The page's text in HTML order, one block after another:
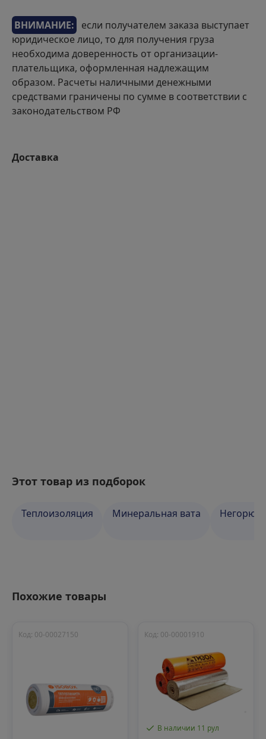
ВНИМАНИЕ:
если получателем заказа выступает
юридическое лицо, то для получения груза
необходима доверенность от организации-
плательщика, оформленная надлежащим
образом. Расчеты наличными денежными
средствами граничены по сумме в соответствии с
законодательством РФ
Доставка
Этот товар из подборок
Теплоизоляция Минеральная вата
Похожие товары
Код: 00-00027150
В наличии 11 рул
Код: 00-00001910